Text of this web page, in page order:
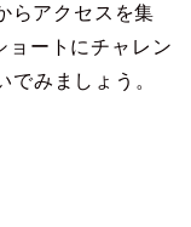
らアクセスを集
ョートにチャレン
でみましょう。